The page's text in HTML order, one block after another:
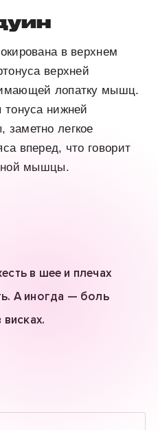
в верхнем
верхней
лопатку мышц.
тонуса нижней
легкое
вперед, что говорит
мышцы.
в шее и плечах
А иногда — боль